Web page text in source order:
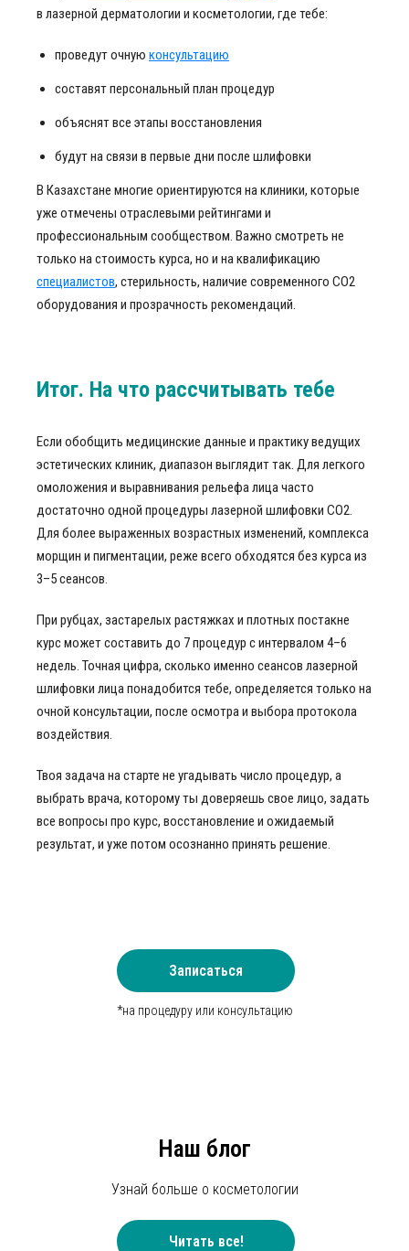
в лазерной дерматологии и косметологии, где тебе:
проведут очную консультацию
составят персональный план процедур
объяснят все этапы восстановления
будут на связи в первые дни после шлифовки
В Казахстане многие ориентируются на клиники, которые
уже отмечены отраслевыми рейтингами и
профессиональным сообществом. Важно смотреть не
только на стоимость курса, но и на квалификацию
специалистов, стерильность, наличие современного СО2
оборудования и прозрачность рекомендаций.
Итог. На что рассчитывать тебе
Если обобщить медицинские данные и практику ведущих
эстетических клиник, диапазон выглядит так. Для легкого
омоложения и выравнивания рельефа лица часто
достаточно одной процедуры лазерной шлифовки СО2.
Для более выраженных возрастных изменений, комплекса
морщин и пигментации, реже всего обходятся без курса из
3–5 сеансов.
При рубцах, застарелых растяжках и плотных постакне
курс может составить до 7 процедур с интервалом 4–6
недель. Точная цифра, сколько именно сеансов лазерной
шлифовки лица понадобится тебе, определяется только на
очной консультации, после осмотра и выбора протокола
воздействия.
Твоя задача на старте не угадывать число процедур, а
выбрать врача, которому ты доверяешь свое лицо, задать
все вопросы про курс, восстановление и ожидаемый
результат, и уже потом осознанно принять решение.
Записаться
*на процедуру или консультацию
Наш блог
Узнай больше о косметологии
Читать все!